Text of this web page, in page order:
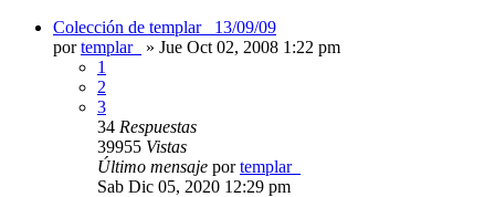
Colección de templar_ 13/09/09
portemplar_ » Jue Oct 02, 2008 1:22 pm
1
2
3
34 Respuestas
39955 Vistas
Último mensaje portemplar_
Sab Dic 05, 2020 12:29 pm